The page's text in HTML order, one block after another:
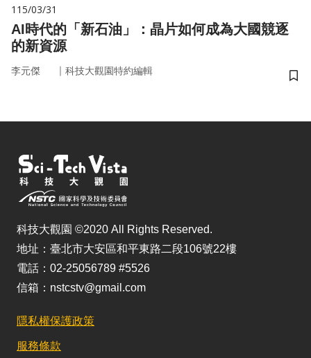
115/03/31
AI時代的「新石油」：晶片如何成為大國競逐
的新資源
李元傑 ｜ 科技大觀園特約編輯
儲
科技大觀園 ©2020 All Rights Reserved.
地址：臺北市大安區和平東路二段106號22樓
電話：02-25056789 #5526
信箱：nstcstv@gmail.com
隱私權保護政策
服務條款